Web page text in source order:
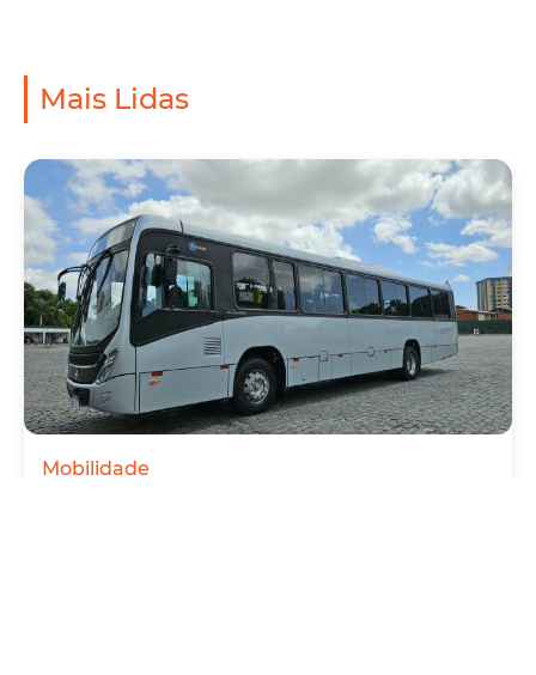
Mais Lidas
Mobilidade